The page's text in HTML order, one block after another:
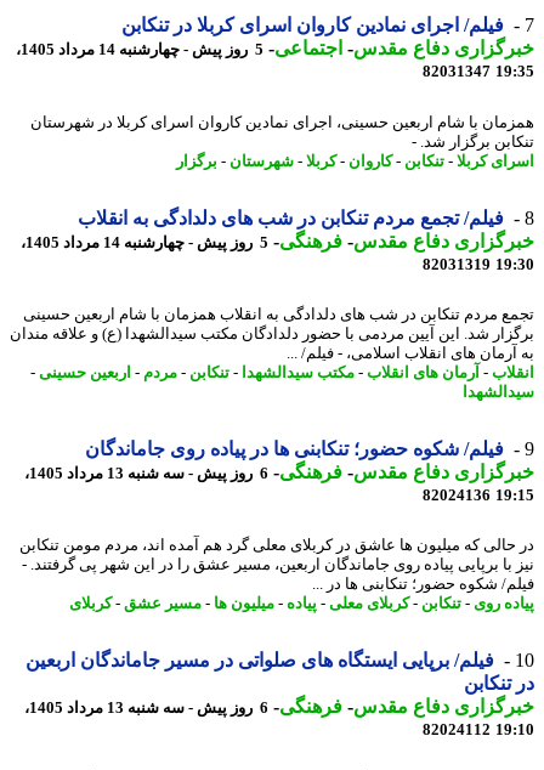
فیلم/ اجرای نمادین کاروان اسرای کربلا در تنکابن
دفاع مقدس-اجتماعی-
5 روز پیش - چهارشنبه 14 مرداد 1405،
82031347
با شام اربعین حسینی، اجرای نمادین کاروان اسرای کربلا در شهرستان
برگزار شد. -
کربلا- تنکابن-کاروان - کربلا- شهرستان-برگزار
فیلم/ تجمع مردم تنکابن در شب های دلدادگی به انقلاب
دفاع مقدس-فرهنگی-
5 روز پیش - چهارشنبه 14 مرداد 1405،
82031319
مردم تنکابن در شب های دلدادگی به انقلاب همزمان با شام اربعین حسینی
شد. این آیین مردمی با حضور دلدادگان مکتب سیدالشهدا (ع) و علاقه مندان
های انقلاب اسلامی، - فیلم/ ...
-آرمان های انقلاب-مکتب سیدالشهدا-تنکابن-مردم- اربعین حسینی-
فیلم/ شکوه حضور؛ تنکابنی ها در پیاده روی جاماندگان
دفاع مقدس-فرهنگی-
6 روز پیش - سه شنبه 13 مرداد 1405،
82024136
که میلیون ها عاشق در کربلای معلی گرد هم آمده اند، مردم مومن تنکابن
با برپایی پیاده روی جاماندگان اربعین، مسیر عشق را در این شهر پی گرفتند. -
شکوه حضور؛ تنکابنی ها در ...
روی -تنکابن-کربلای معلی-پیاده -میلیون ها- مسیر عشق-کربلای
فیلم/ برپایی ایستگاه های صلواتی در مسیر جاماندگان اربعین
دفاع مقدس-فرهنگی-
6 روز پیش - سه شنبه 13 مرداد 1405،
82024112